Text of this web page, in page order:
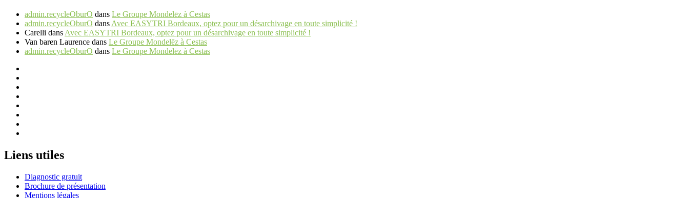
admin.recycleOburO dans Le Groupe Mondelēz à Cestas
admin.recycleOburO dans Avec EASYTRI Bordeaux, optez pour un désarchivage en toute simplicité !
Carelli dans Avec EASYTRI Bordeaux, optez pour un désarchivage en toute simplicité !
Van baren Laurence dans Le Groupe Mondelēz à Cestas
admin.recycleOburO dans Le Groupe Mondelēz à Cestas
Liens utiles
Diagnostic gratuit
Brochure de présentation
Mentions légales